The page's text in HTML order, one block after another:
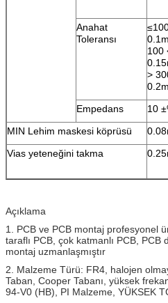
Anahat
Toleransı
100
>
Empedans
10
MIN Lehim maskesi köprüsü
Vias yeteneğini takma
Açıklama
1. PCB ve PCB montaj profesyonel
taraflı PCB, çok katmanlı PCB, PCB
montaj uzmanlaşmıştır
2. Malzeme Türü: FR4, halojen
Taban, Cooper Tabanı, yüksek
94-V0 (HB), PI Malzeme, YÜKSEK